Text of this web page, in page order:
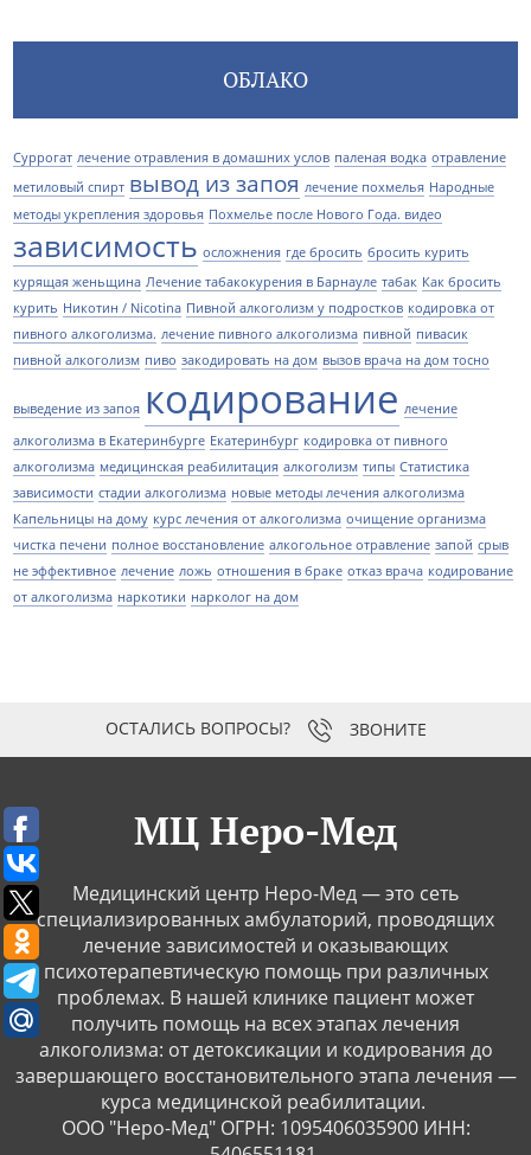
ОБЛАКО
Суррогат лечение отравления в домашних услов паленая водка отравление
метиловый спирт вывод из запоя лечение похмелья Народные
методы укрепления здоровья Похмелье после Нового Года. видео
зависимость осложнения где бросить бросить курить
курящая женьщина Лечение табакокурения в Барнауле табак Как бросить
курить Никотин / Nicotina Пивной алкоголизм у подростков кодировка от
пивного алкоголизма. лечение пивного алкоголизма пивной пивасик
пивной алкоголизм пиво закодировать на дом вызов врача на дом тосно
выведение из запоя кодирование лечение
алкоголизма в Екатеринбурге Екатеринбург кодировка от пивного
алкоголизма медицинская реабилитация алкоголизм типы Статистика
зависимости стадии алкоголизма новые методы лечения алкоголизма
Капельницы на дому курс лечения от алкоголизма очищение организма
чистка печени полное восстановление алкогольное отравление запой срыв
не эффективное лечение ложь отношения в браке отказ врача кодирование
от алкоголизма наркотики нарколог на дом
ЗВОНИТЕ
МЦ Неро-Мед
Медицинский центр Неро-Мед — это сеть
специализированных амбулаторий, проводящих
лечение зависимостей и оказывающих
психотерапевтическую помощь при различных
проблемах. В нашей клинике пациент может
получить помощь на всех этапах лечения
алкоголизма: от детоксикации и кодирования до
завершающего восстановительного этапа лечения —
курса медицинской реабилитации.
ООО "Неро-Мед" ОГРН: 1095406035900 ИНН: